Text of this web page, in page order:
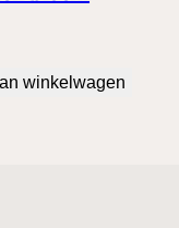
winkelwagen